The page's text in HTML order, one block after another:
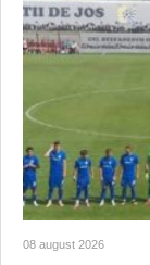
08 august 2026